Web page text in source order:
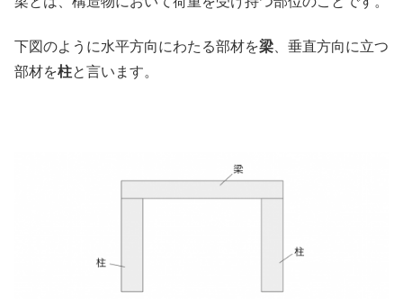
下図のように水平方向にわたる部材を梁 、垂直方向に立つ
部材を柱と言います。